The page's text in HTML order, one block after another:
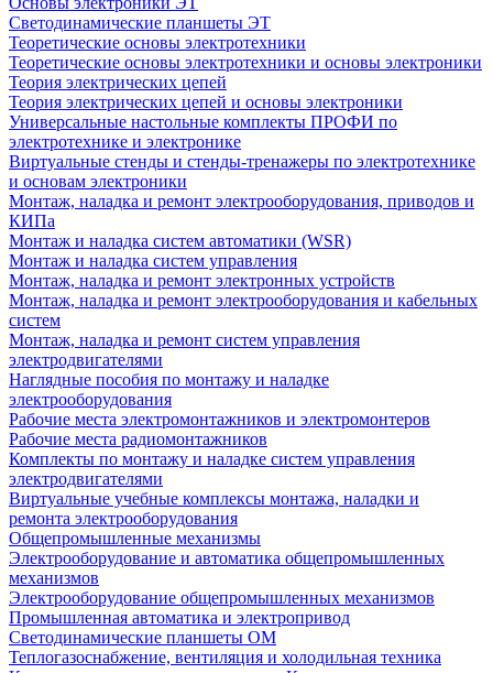
Светодинамические планшеты ЭТ
Теоретические основы электротехники
Теоретические основы электротехники и основы электроники
Теория электрических цепей
Теория электрических цепей и основы электроники
Универсальные настольные комплекты ПРОФИ по
электротехнике и электронике
Виртуальные стенды и стенды-тренажеры по электротехнике
и основам электроники
Монтаж, наладка и ремонт электрооборудования, приводов и
КИПа
Монтаж и наладка систем автоматики (WSR)
Монтаж и наладка систем управления
Монтаж, наладка и ремонт электронных устройств
Монтаж, наладка и ремонт электрооборудования и кабельных
систем
Монтаж, наладка и ремонт систем управления
электродвигателями
Наглядные пособия по монтажу и наладке
электрооборудования
Рабочие места электромонтажников и электромонтеров
Рабочие места радиомонтажников
Комплекты по монтажу и наладке систем управления
электродвигателями
Виртуальные учебные комплексы монтажа, наладки и
ремонта электрооборудования
Общепромышленные механизмы
Электрооборудование и автоматика общепромышленных
механизмов
Электрооборудование общепромышленных механизмов
Промышленная автоматика и электропривод
Светодинамические планшеты ОМ
Теплогазоснабжение, вентиляция и холодильная техника